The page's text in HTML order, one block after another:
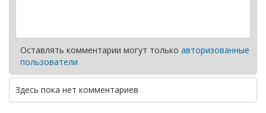
Оставлять комментарии могут только авторизованные
пользователи
Здесь пока нет комментариев